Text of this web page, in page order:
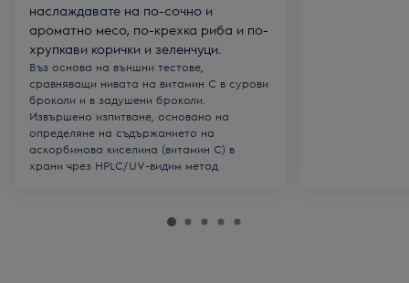
наслаждавате на по-сочно и
ароматно месо, по-крехка риба и по-
хрупкави корички и зеленчуци.
Въз основа на външни тестове,
сравняващи нивата на витамин С в сурови
броколи и в задушени броколи.
Извършено изпитване, основано на
определяне на съдържанието на
аскорбинова киселина (витамин С) в
храни чрез HPLC/UV-видим метод